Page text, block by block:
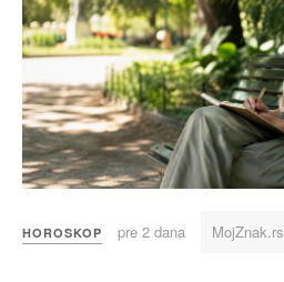
HOROSKOP pre 2 dana MojZnak.rs